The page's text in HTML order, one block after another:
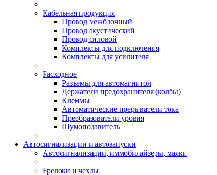
Кабельная продукция
Провод межблочный
Провод акустический
Провод силовой
Комплекты для подключения
Комплекты для усилителя
Расходное
Разъемы для автомагнитол
Держатели предохранителя (колбы)
Клеммы
Автоматические прерыватели тока
Преобразователи уровня
Шумоподавитель
Автосигнализации и автозапуски
Автосигнализации, иммобилайзеры, маяки
Брелоки и чехлы